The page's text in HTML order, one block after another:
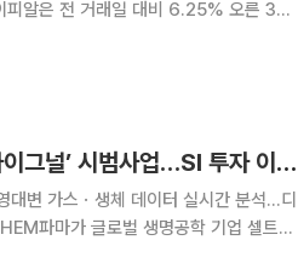
다
HEM파마, 셀트리온과 AI 자율건강관리 ‘바이그널’ 시범사업…SI 투자 이어 사업 협력 본격화
대변 가스ㆍ생체 데이터 실시간 분석…디